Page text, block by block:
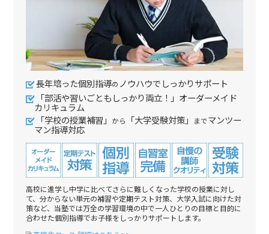
長年培った個別指導の ノウハウでしっかりサポート
「部活や習いごともしっかり両立！」オーダーメイド
カリキュラム
「学校の授業補習」
から 「大学受験対策」 までマンツー
マン指導対応
高校に進学し中学に比べてさらに難しくなった学校の授業に対し
て、分からない単元の補習や定期テスト対策、大学入試に向けた対
策など、当塾では万全の学習環境の中で一人ひとりの目標と目的に
合わせた個別指導でお子様をしっかりサポートします。